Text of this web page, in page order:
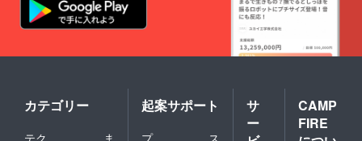
カテゴリー
テク
ま
起案サポート
プ
ス
サ
ー
CAMP
FIRE